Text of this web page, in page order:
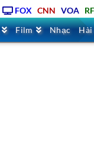
FOX CNN VOA
Film Nhạc Hài